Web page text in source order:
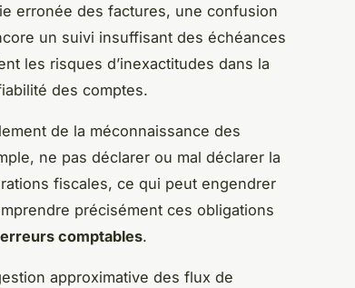
erronée des factures, une confusion
un suivi insuffisant des échéances
les risques d’inexactitudes dans la
des comptes.
de la méconnaissance des
ne pas déclarer ou mal déclarer la
fiscales, ce qui peut engendrer
précisément ces obligations
erreurs comptables.
approximative des flux de